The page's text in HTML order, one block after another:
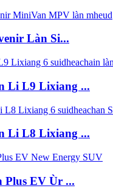
Làn Si...
Li L9 Lixiang ...
Li L8 Lixiang ...
Plus EV Ùr ...